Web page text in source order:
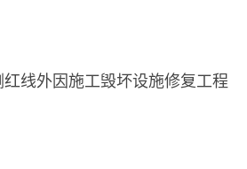
线外因施工毁坏设施修复工程